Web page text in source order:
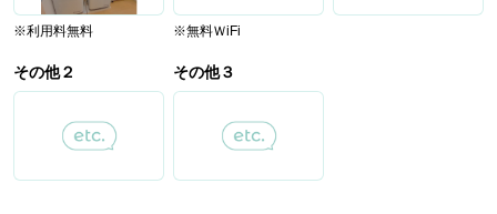
※利用料無料 ※無料ＷiFi
その他２ その他３